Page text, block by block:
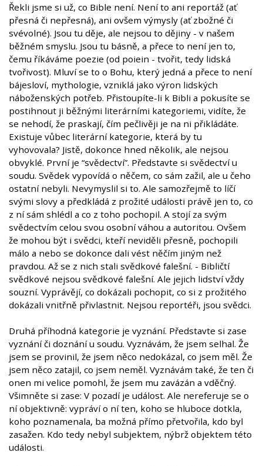
Řekli jsme si už, co Bible není. Není to ani reportáž (ať
přesná či nepřesná), ani ovšem výmysly (ať zbožné či
svévolné). Jsou tu děje, ale nejsou to dějiny - v našem
běžném smyslu. Jsou tu básně, a přece to není jen to,
čemu říkáváme poezie (od poiein - tvořit, tedy lidská
tvořivost). Mluví se to o Bohu, který jedná a přece to není
bájesloví, mythologie, vzniklá jako výron lidských
náboženských potřeb. Přistoupíte-li k Bibli a pokusíte se
postihnout ji běžnými literárními kategoriemi, vidíte, že
se nehodí, že praskají, čím pečlivěji je na ni přikládáte.
Existuje vůbec literární kategorie, která by tu
vyhovovala? Jistě, dokonce hned několik, ale nejsou
obvyklé. První je “svědectví”. Představte si svědectví u
soudu. Svědek vypovídá o něčem, co sám zažil, ale u čeho
ostatní nebyli. Nevymyslil si to. Ale samozřejmě to líčí
svými slovy a předkládá z prožité události právě jen to, co
z ní sám shlédl a co z toho pochopil. A stojí za svým
svědectvím celou svou osobní váhou a autoritou. Ovšem
že mohou být i svědci, kteří neviděli přesně, pochopili
málo a nebo se dokonce dali vést něčím jiným než
pravdou. Až se z nich stali svědkové falešní. - Bibličtí
svědkové nejsou svědkové falešní. Ale jejich lidství vždy
souzní. Vyprávějí, co dokázali pochopit, co si z prožitého
dokázali vnitřně přivlastnit. Nejsou reportéři, jsou svědci.
Druhá příhodná kategorie je vyznání. Představte si zase
vyznání či doznání u soudu. Vyznávám, že jsem selhal. Že
jsem se provinil, že jsem něco nedokázal, co jsem měl. Že
jsem něco zatajil, co jsem neměl. Vyznávám také, že ten či
onen mi velice pomohl, že jsem mu zavázán a vděčný.
Všimněte si zase: V pozadí je událost. Ale nereferuje se o
ní objektivně: vypráví o ní ten, koho se hluboce dotkla,
koho poznamenala, ba možná přímo přetvořila, kdo byl
zasažen. Kdo tedy nebyl subjektem, nýbrž objektem této
události.